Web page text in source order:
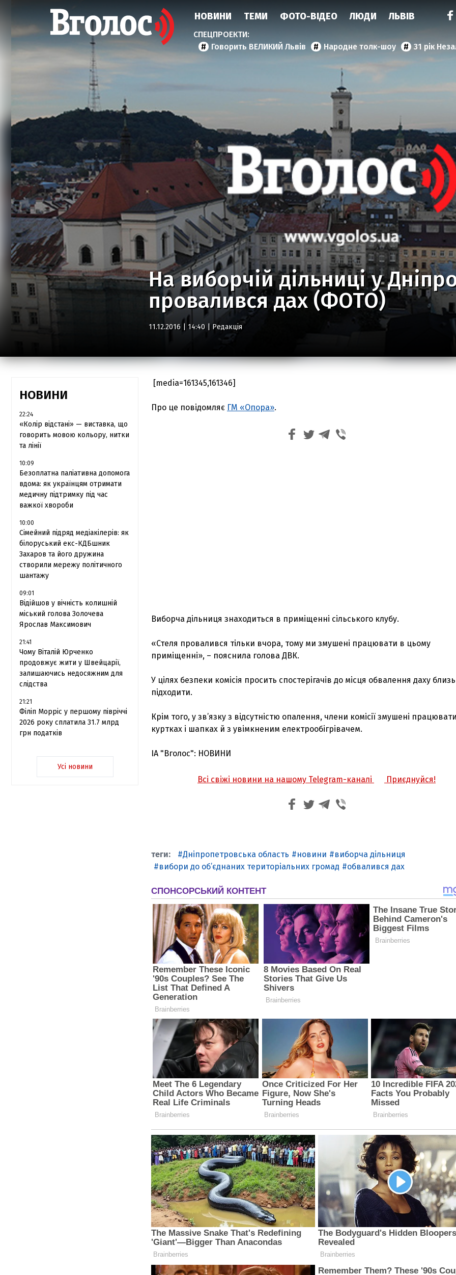
НОВИНИ ТЕМИ ФОТО-ВІДЕО ЛЮДИ ЛЬВІВ
Говорить ВЕЛИКИЙ Львів Народне толк-шоу 31 рік
На виборчій дільниці у
провалився дах (ФОТО)
11.12.2016 | 14:40 | Редакція
НОВИНИ
22:24
«Колір відстані» — виставка, що
говорить мовою кольору, нитки
та лінії
10:09
Безоплатна паліативна допомога
вдома: як українцям отримати
медичну підтримку під час
важкої хвороби
10:00
Сімейний підряд медіакілерів: як
білоруський екс-КДБшник
Захаров та його дружина
створили мережу політичного
шантажу
09:01
Відійшов у вічність колишній
міський голова Золочева
Ярослав Максимович
21:41
Чому Віталій Юрченко
продовжує жити у Швейцарії,
залишаючись недосяжним для
слідства
21:21
Філіп Морріс у першому півріччі
2026 року сплатила 31.7 млрд
грн податків
Усі новини
[media=161345,161346]
Про це повідомляє ГМ «Опора».
Виборча дільниця знаходиться в приміщенні сільського клубу.
«Стеля провалився тільки вчора, тому ми змушені працювати в цьому
приміщенні», – пояснила голова ДВК.
У цілях безпеки комісія просить спостерігачів до місця обвалення даху
підходити.
Крім того, у зв’язку з відсутністю опалення, члени комісії змушені
куртках і шапках й з увімкненим електрообігрівачем.
ІА "Вголос": НОВИНИ
Всі свіжі новини на нашому Telegram-каналі Приєднуйся!
Дніпропетровська область новини
виборча дільниця
вибори до об’єднаних територіальних громад
обвалився дах
З'явилося відео знищеного ворожого